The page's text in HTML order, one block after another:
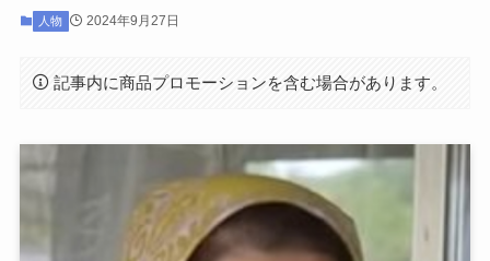
人物 2024年9月27日
記事内に商品プロモーションを含む場合があります。